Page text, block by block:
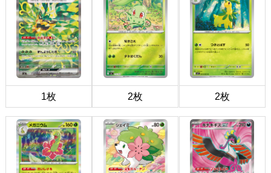
1枚 2枚 2枚